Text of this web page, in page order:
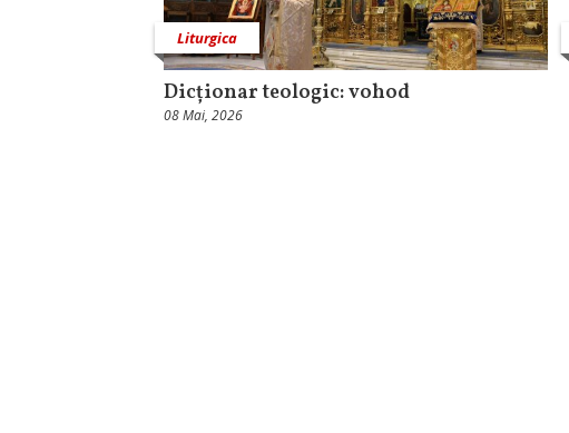
Liturgica
Dicționar teologic: vohod
08 Mai, 2026